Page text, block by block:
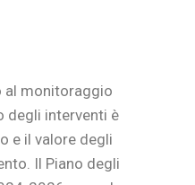
al monitoraggio
degli interventi è
e il valore degli
Il Piano degli